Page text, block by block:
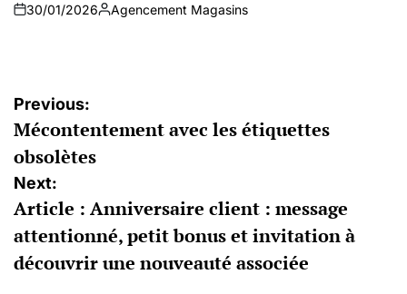
on
30/01/2026
Auteur
Agencement Magasins
Navigation
de
l’article
Previous:
Mécontentement avec les étiquettes
obsolètes
Next:
Article : Anniversaire client : message
attentionné, petit bonus et invitation à
découvrir une nouveauté associée